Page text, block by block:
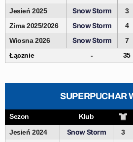
Jesień 2025
Snow Storm 3
Zima 2025/2026
Snow Storm 4
Wiosna 2026
Snow Storm 7
Łącznie
- 35
SUPERPUCHAR
Sezon
Klub
Jesień 2024
Snow Storm 3